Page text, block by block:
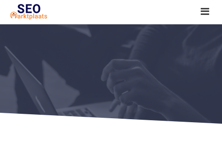
SEO tools reviews
Marketeer bij jou in de buurt?
Offerte
1. Seo voor beginners +
2. Onderzoeken +